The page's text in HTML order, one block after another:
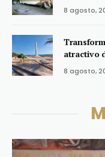
8 agosto,
atractivo
8 agosto,